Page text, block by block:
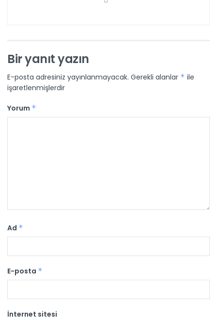
Bir yanıt yazın
E-posta adresiniz yayınlanmayacak. Gerekli alanlar * ile
işaretlenmişlerdir
Yorum *
Ad *
E-posta *
İnternet sitesi